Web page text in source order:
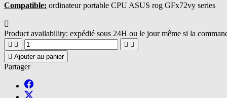
Compatible: ordinateur portable CPU ASUS rog GFx72vy series

Product availability: expédié sous 24H ou le jour même si la
   
 Ajouter au panier
Partager